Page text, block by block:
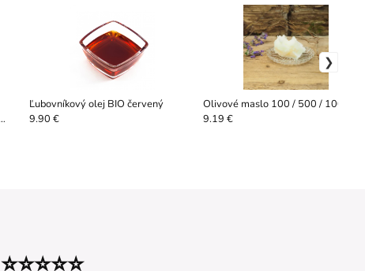
Ľubovníkový olej BIO červený
9.90 €
Olivové maslo 100 / 500 / 1000 g
9.19 €
⭐⭐⭐⭐⭐